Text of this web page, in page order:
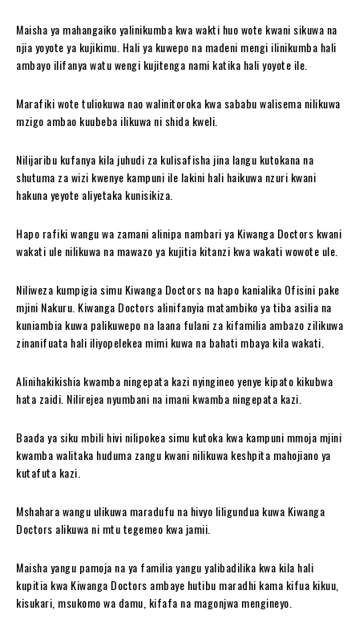
Maisha ya mahangaiko yalinikumba kwa wakti huo wote kwani sikuwa na
njia yoyote ya kujikimu. Hali ya kuwepo na madeni mengi ilinikumba hali
ambayo ilifanya watu wengi kujitenga nami katika hali yoyote ile.
Marafiki wote tuliokuwa nao walinitoroka kwa sababu walisema nilikuwa
mzigo ambao kuubeba ilikuwa ni shida kweli.
Nilijaribu kufanya kila juhudi za kulisafisha jina langu kutokana na
shutuma za wizi kwenye kampuni ile lakini hali haikuwa nzuri kwani
hakuna yeyote aliyetaka kunisikiza.
Hapo rafiki wangu wa zamani alinipa nambari ya Kiwanga Doctors kwani
wakati ule nilikuwa na mawazo ya kujitia kitanzi kwa wakati wowote ule.
Niliweza kumpigia simu Kiwanga Doctors na hapo kanialika Ofisini pake
mjini Nakuru. Kiwanga Doctors alinifanyia matambiko ya tiba asilia na
kuniambia kuwa palikuwepo na laana fulani za kifamilia ambazo zilikuwa
zinanifuata hali iliyopelekea mimi kuwa na bahati mbaya kila wakati.
Alinihakikishia kwamba ningepata kazi nyingineo yenye kipato kikubwa
hata zaidi. Nilirejea nyumbani na imani kwamba ningepata kazi.
Baada ya siku mbili hivi nilipokea simu kutoka kwa kampuni mmoja mjini
kwamba walitaka huduma zangu kwani nilikuwa keshpita mahojiano ya
kutafuta kazi.
Mshahara wangu ulikuwa maradufu na hivyo liligundua kuwa Kiwanga
Doctors alikuwa ni mtu tegemeo kwa jamii.
Maisha yangu pamoja na ya familia yangu yalibadilika kwa kila hali
kupitia kwa Kiwanga Doctors ambaye hutibu maradhi kama kifua kikuu,
kisukari, msukomo wa damu, kifafa na magonjwa mengineyo.